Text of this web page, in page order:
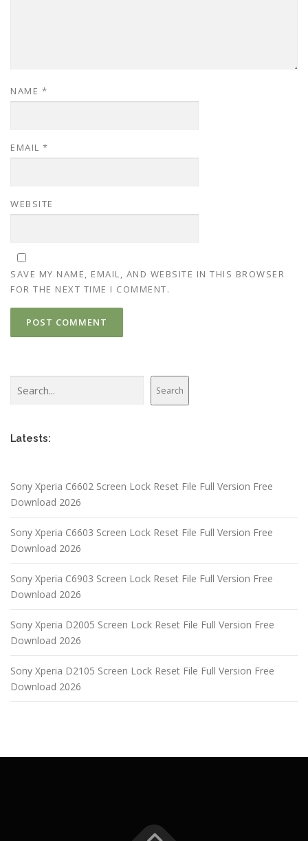
NAME *
EMAIL *
WEBSITE
SAVE MY NAME, EMAIL, AND WEBSITE IN THIS BROWSER
FOR THE NEXT TIME I COMMENT.
Search
Latests:
Sony Xperia C6602 Screen Lock Reset File Full Version Free
Download 2026
Sony Xperia C6603 Screen Lock Reset File Full Version Free
Download 2026
Sony Xperia C6903 Screen Lock Reset File Full Version Free
Download 2026
Sony Xperia D2005 Screen Lock Reset File Full Version Free
Download 2026
Sony Xperia D2105 Screen Lock Reset File Full Version Free
Download 2026